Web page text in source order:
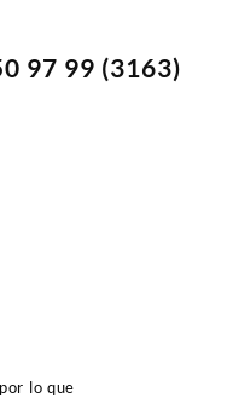
97 99 (3163)
lo que